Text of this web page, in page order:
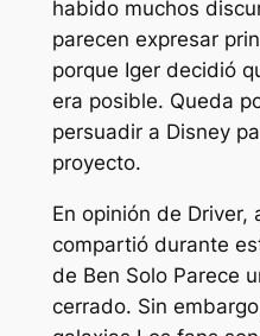
habido muchos
parecen expresar
porque Iger decidió
era posible. Queda
persuadir a Disney
proyecto.
En opinión de Driver,
compartió durante
de Ben Solo Parece
cerrado. Sin